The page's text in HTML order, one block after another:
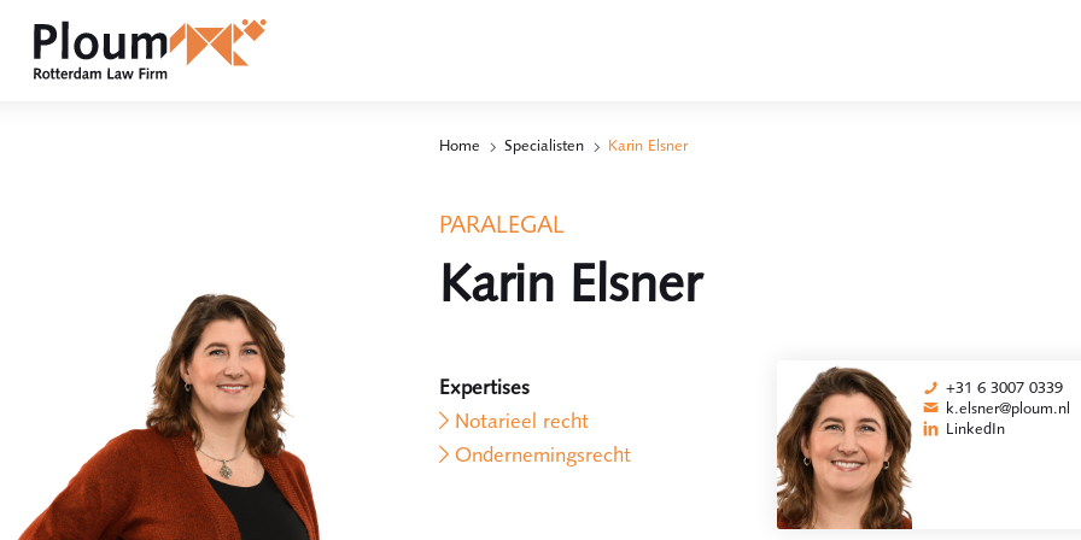
Home Specialisten Karin Elsner
PARALEGAL
Karin Elsner
Expertises
Notarieel recht
Ondernemingsrecht
+31 6 3007 0339
k.elsner@ploum.nl
LinkedIn